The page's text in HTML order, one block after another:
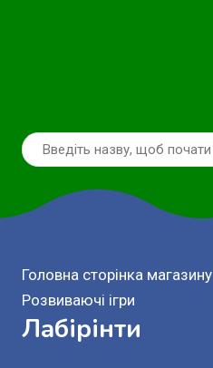
Головна сторінка магазину
Розвиваючі ігри
Лабірінти